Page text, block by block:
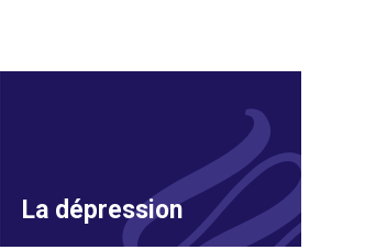
La dépression